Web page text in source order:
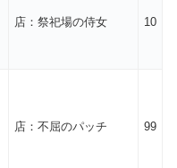
店：祭祀場の侍女 10
店：不屈のパッチ 99